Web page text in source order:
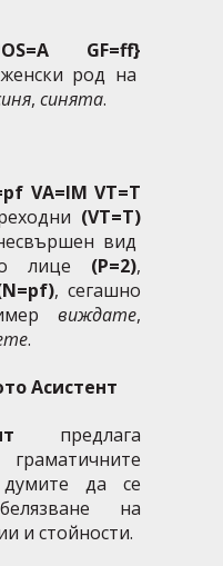
GF=ff}
род на
, синята.
VA=IM VT=T
(VT=T)
вид
лице (P=2),
, сегашно
виждате,
.
Асистент
предлага
думите да се
на
и стойности.